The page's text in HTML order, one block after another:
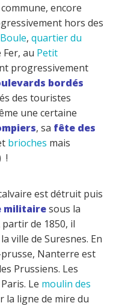
encore
hors des
, quartier du
Fer, au Petit
progressivement
bordés
des touristes
une certaine
, sa fête des
brioches mais
!
est détruit puis
militairesous la
de 1850, il
ville de Suresnes. En
Nanterre est
Prussiens. Les
Le moulin des
la ligne de mire du